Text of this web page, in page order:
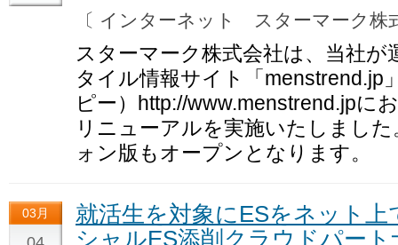
〔 インターネット スターマーク
スターマーク株式会社は、当社
タイル情報サイト「menstrend.jp
ピー）http://www.menstrend.jpに
リニューアルを実施いたしまし
ォン版もオープンとなります。
03月
就活生を対象にESをネット
シャルES添削クラウドパー